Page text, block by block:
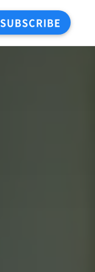
SUBSCRIBE